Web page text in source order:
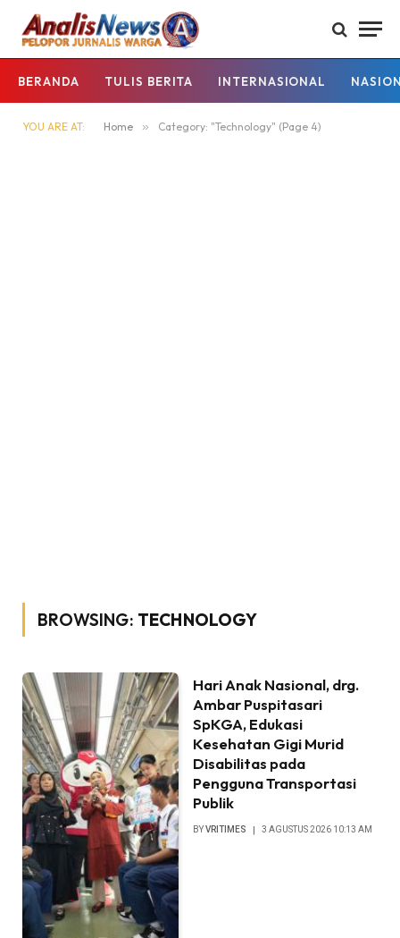
BERANDA TULIS BERITA INTERNASIONAL
YOU ARE AT: Home » Category: "Technology" (Page 4)
BROWSING: TECHNOLOGY
Hari Anak Nasional, drg.
Ambar Puspitasari
SpKGA, Edukasi
Kesehatan Gigi Murid
Disabilitas pada
Pengguna Transportasi
Publik
BYVRITIMES 3 AGUSTUS 2026 10:13 AM